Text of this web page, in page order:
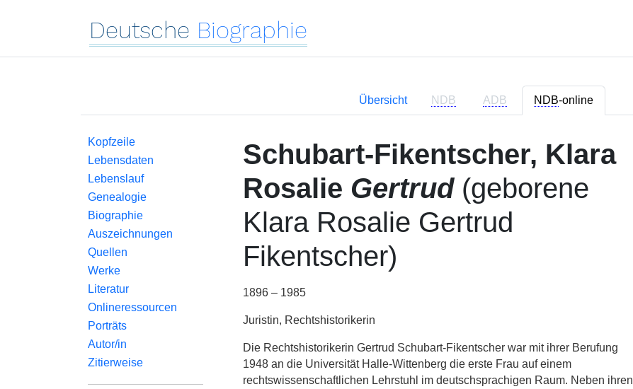
Deutsche Biographie
Übersicht NDB ADB NDB-online
Kopfzeile
Lebensdaten
Lebenslauf
Genealogie
Biographie
Auszeichnungen
Quellen
Werke
Literatur
Onlineressourcen
Porträts
Autor/in
Zitierweise
Schubart-Fikentscher, Klara
Rosalie Gertrud (geborene
Klara Rosalie Gertrud
Fikentscher)
1896 – 1985
Juristin, Rechtshistorikerin
Die Rechtshistorikerin Gertrud Schubart-Fikentscher war mit ihrer Berufung
1948 an die Universität Halle-Wittenberg die erste Frau auf einem
rechtswissenschaftlichen Lehrstuhl im deutschsprachigen Raum. Neben ihren